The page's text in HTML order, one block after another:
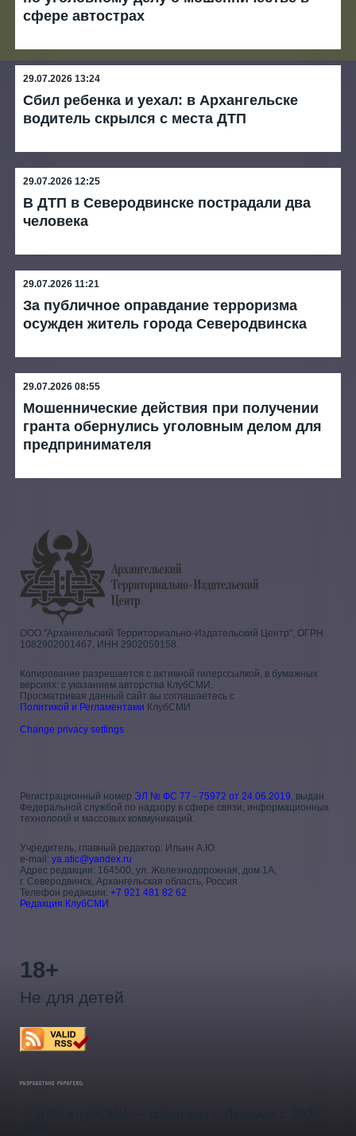
сфере автострах
29.07.2026 13:24
Сбил ребенка и уехал: в Архангельске
водитель скрылся с места ДТП
29.07.2026 12:25
В ДТП в Северодвинске пострадали два
человека
29.07.2026 11:21
За публичное оправдание терроризма
осужден житель города Северодвинска
29.07.2026 08:55
Мошеннические действия при получении
гранта обернулись уголовным делом для
предпринимателя
ООО "Архангельский Территориально-Издательский Центр", ОГРН
1082902001467, ИНН 2902059158.
Копирование разрешается с активной гиперссылкой, в бумажных
версиях: с указанием авторства КлубСМИ.
Просматривая данный сайт вы соглашаетесь с
Политикой и Регламентами КлубСМИ.
Change privacy settings
Регистрационный номер ЭЛ № ФС 77 - 75972 от 24.06.2019, выдан
Федеральной службой по надзору в сфере связи, информационных
технологий и массовых коммуникаций.
Учредитель, главный редактор: Ильин А.Ю.
e-mail: ya.atic@yandex.ru
Адрес редакции: 164500, ул. Железнодорожная, дом 1А,
г. Северодвинск, Архангельская область, Россия
Телефон редакции: +7 921 481 82 62
Редакция КлубСМИ
18+
Не для детей